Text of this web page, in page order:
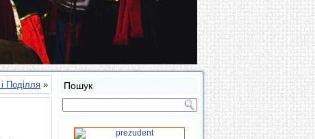
Поділля » Пошук